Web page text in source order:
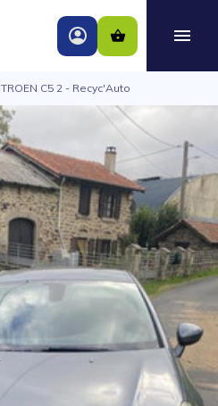
C5 2 - Recyc'Auto